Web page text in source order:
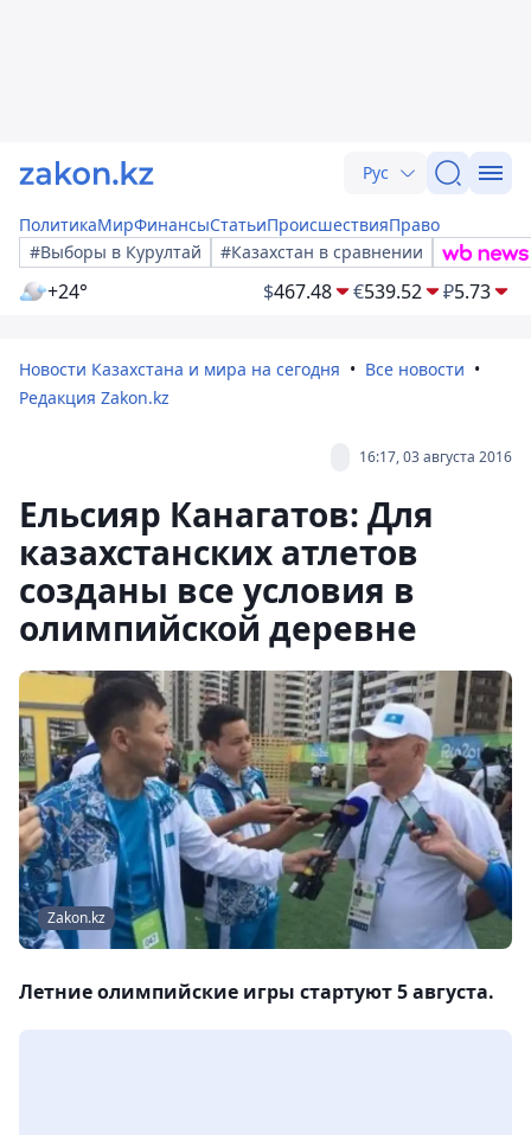
Рус
ПолитикаМирФинансыСтатьиПроисшествияПраво
#Выборы в Курултай
#Казахстан в сравнении
+24° $467.48 €539.52 ₽5.73
Новости Казахстана и мира на сегодня
Все новости
Редакция Zakon.kz
16:17, 03 августа 2016
Ельсияр Канагатов: Для
казахстанских атлетов
созданы все условия в
олимпийской деревне
Zakon.kz
Летние олимпийские игры стартуют 5 августа.